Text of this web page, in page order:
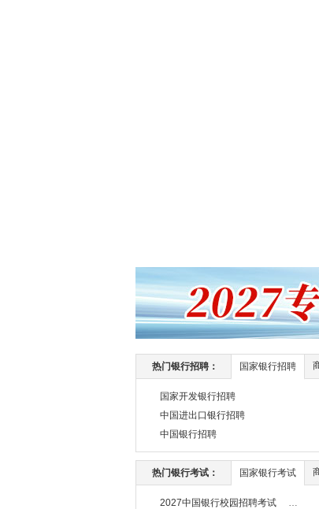
热门银行招聘： 国家银行招聘
国家开发银行招聘
中国进出口银行招聘
中国银行招聘
热门银行考试： 国家银行考试
2027中国银行校园招聘考试